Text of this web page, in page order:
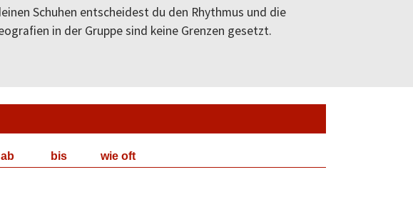
Schuhen entscheidest du den Rhythmus und die
in der Gruppe sind keine Grenzen gesetzt.
ab bis wie oft